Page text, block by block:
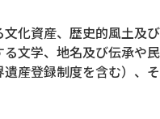
化資産、歴史的風土及
文学、地名及び伝承や
産登録制度を含む）、